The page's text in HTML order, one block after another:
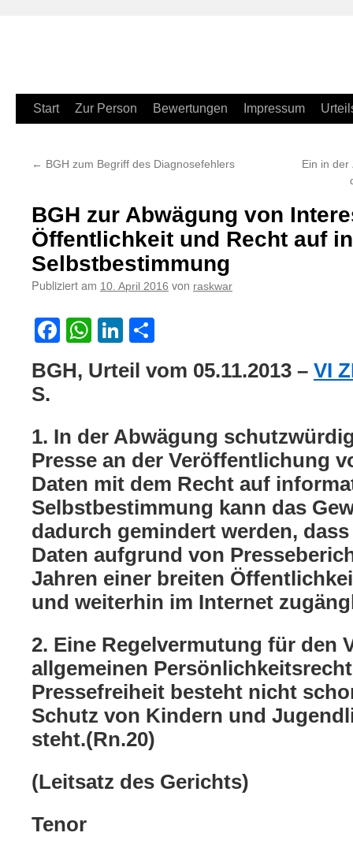
Zum
springen
Start Zur Person Bewertungen Impressum
← BGH zum Begriff des Diagnosefehlers
Ein in der
BGH zur Abwägung von
Öffentlichkeit und Recht auf
Selbstbestimmung
Publiziert am 10. April 2016 von raskwar
Facebook
WhatsApp
LinkedIn
BGH, Urteil vom 05.11.2013 – VI
S.
1. In der Abwägung
Presse an der Veröffentlichung
Daten mit dem Recht auf
Selbstbestimmung kann das
dadurch gemindert werden,
Daten aufgrund von
Jahren einer breiten
und weiterhin im Internet
2. Eine Regelvermutung für den
allgemeinen
Pressefreiheit besteht nicht
Schutz von Kindern und
steht.(Rn.20)
(Leitsatz des Gerichts)
Tenor